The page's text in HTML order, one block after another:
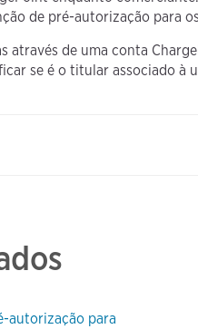
de pré-autorização para
através de uma conta
se é o titular associado à
autorização para